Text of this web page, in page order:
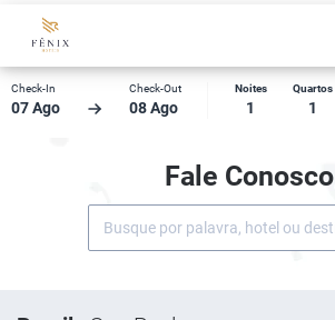
Check-In
07 Ago
Check-Out
08 Ago
Noites
1
Quartos
1
Fale Conosco